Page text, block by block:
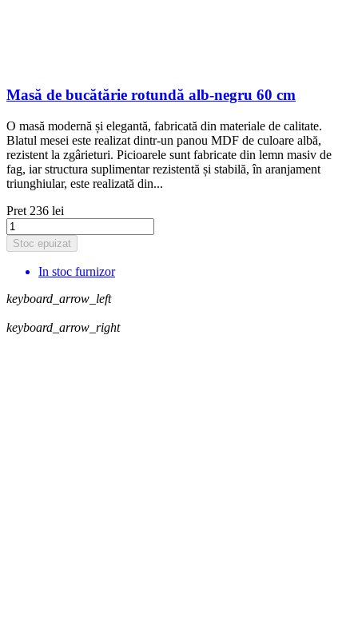
Masă de bucătărie rotundă alb-negru 60 cm
O masă modernă și elegantă, fabricată din materiale de calitate.
Blatul mesei este realizat dintr-un panou MDF de culoare albă,
rezistent la zgârieturi. Picioarele sunt fabricate din lemn masiv de
fag, iar structura suplimentar rezistentă și stabilă, în aranjament
triunghiular, este realizată din...
Pret 236 lei
Stoc epuizat
In stoc furnizor
keyboard_arrow_left
keyboard_arrow_right